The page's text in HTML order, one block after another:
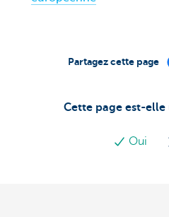
Cette page est-elle
Oui
Partagez cette page